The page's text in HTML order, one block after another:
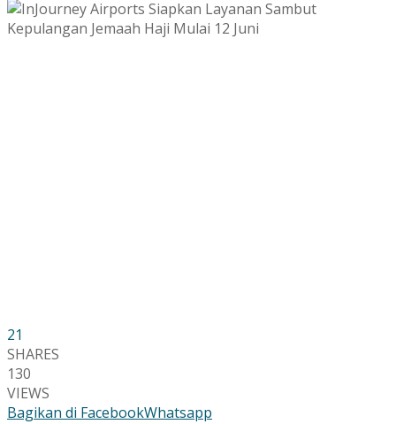
21
SHARES
130
VIEWS
Bagikan di FacebookWhatsapp